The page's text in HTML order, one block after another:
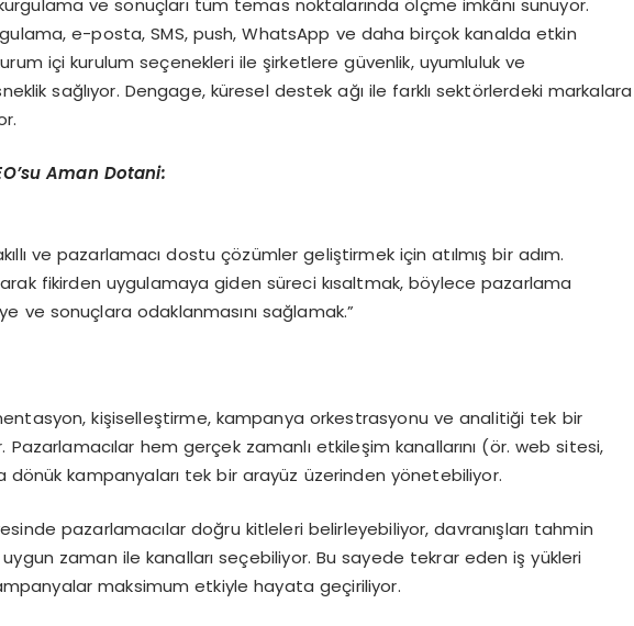
ve sonuçları tüm temas noktalarında ölçme imkânı sunuyor.
e-posta, SMS, push, WhatsApp ve daha birçok kanalda etkin
içi kurulum seçenekleri ile şirketlere güvenlik, uyumluluk ve
sağlıyor. Dengage, küresel destek ağı ile farklı sektörlerdeki markalara
’su Aman Dotani:
ve pazarlamacı dostu çözümler geliştirmek için atılmış bir adım.
fikirden uygulamaya giden süreci kısaltmak, böylece pazarlama
ve sonuçlara odaklanmasını sağlamak.”
kişiselleştirme, kampanya orkestrasyonu ve analitiği tek bir
hem gerçek zamanlı etkileşim kanallarını (ör. web sitesi,
kampanyaları tek bir arayüz üzerinden yönetebiliyor.
pazarlamacılar doğru kitleleri belirleyebiliyor, davranışları tahmin
zaman ile kanalları seçebiliyor. Bu sayede tekrar eden iş yükleri
maksimum etkiyle hayata geçiriliyor.